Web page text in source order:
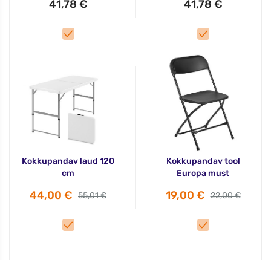
41,78 € 41,78 €
Kokkupandav laud 120
cm
44,00 € 55,01 €
Kokkupandav tool
Europa must
19,00 € 22,00 €